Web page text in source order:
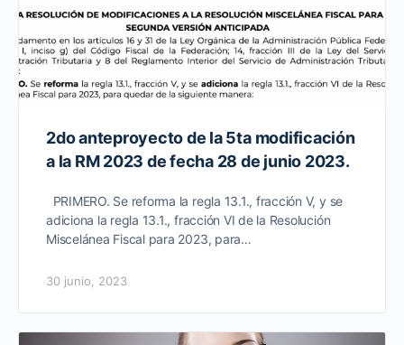
2do anteproyecto de la 5ta modificación
a la RM 2023 de fecha 28 de junio 2023.
PRIMERO. Se reforma la regla 13.1., fracción V, y se
adiciona la regla 13.1., fracción VI de la Resolución
Miscelánea Fiscal para 2023, para…
30 junio, 2023